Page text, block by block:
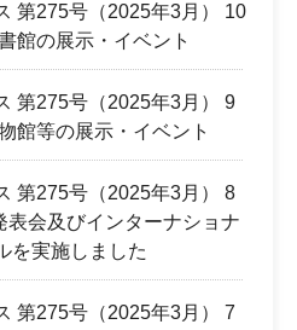
第275号（2025年3月） 10
館の展示・イベント
第275号（2025年3月） 9
館等の展示・イベント
第275号（2025年3月） 8
表会及びインターナショナ
を実施しました
第275号（2025年3月） 7